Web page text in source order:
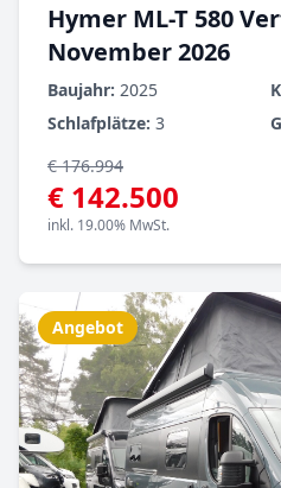
Hymer ML-T 580
November 2026
Baujahr: 2025
Schlafplätze: 3
€ 176.994
€ 142.500
inkl. 19.00% MwSt.
Angebot